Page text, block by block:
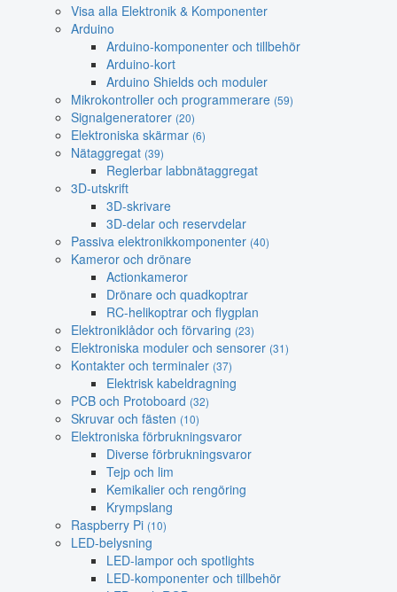
Visa alla Elektronik & Komponenter
Arduino
Arduino-komponenter och tillbehör
Arduino-kort
Arduino Shields och moduler
Mikrokontroller och programmerare (59)
Signalgeneratorer (20)
Elektroniska skärmar (6)
Nätaggregat (39)
Reglerbar labbnätaggregat
3D-utskrift
3D-skrivare
3D-delar och reservdelar
Passiva elektronikkomponenter (40)
Kameror och drönare
Actionkameror
Drönare och quadkoptrar
RC-helikoptrar och flygplan
Elektroniklådor och förvaring (23)
Elektroniska moduler och sensorer (31)
Kontakter och terminaler (37)
Elektrisk kabeldragning
PCB och Protoboard (32)
Skruvar och fästen (10)
Elektroniska förbrukningsvaror
Diverse förbrukningsvaror
Tejp och lim
Kemikalier och rengöring
Krympslang
Raspberry Pi (10)
LED-belysning
LED-lampor och spotlights
LED-komponenter och tillbehör